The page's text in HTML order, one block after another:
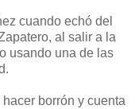
cuando echó del
al salir a la
usando una de las
borrón y cuenta